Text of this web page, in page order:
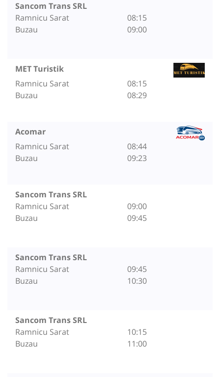
Sancom Trans SRL
Ramnicu Sarat
Buzau
08:15
09:00
MET Turistik
Ramnicu Sarat
Buzau
08:15
08:29
Acomar
Ramnicu Sarat
Buzau
08:44
09:23
Sancom Trans SRL
Ramnicu Sarat
Buzau
09:00
09:45
Sancom Trans SRL
Ramnicu Sarat
Buzau
09:45
10:30
Sancom Trans SRL
Ramnicu Sarat
Buzau
10:15
11:00